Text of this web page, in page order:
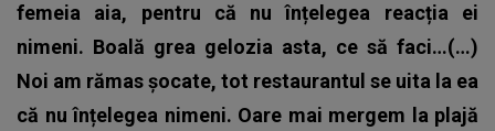
femeia aia, pentru că nu înțelegea reacția ei
nimeni. Boală grea gelozia asta, ce să faci…(…)
Noi am rămas șocate, tot restaurantul se uita la ea
că nu înțelegea nimeni. Oare mai mergem la plajă